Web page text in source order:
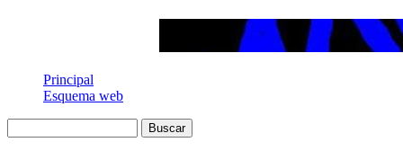
Principal
Esquema web